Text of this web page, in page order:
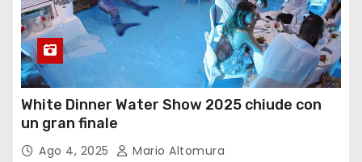
White Dinner Water Show 2025 chiude con
un gran finale
Ago 4, 2025 Mario Altomura